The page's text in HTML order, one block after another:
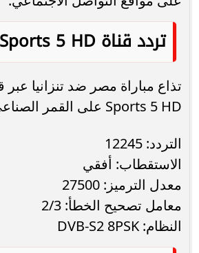
تردد قناة beIN Sports 5 HD
Sports 5 HD على القمر الصناعي نايل سات.
التردد: 12245
الاستقطاب: أفقي
معدل الترميز: 27500
معامل تصحيح الخطأ: 2/3
النظام: DVB-S2 8PSK